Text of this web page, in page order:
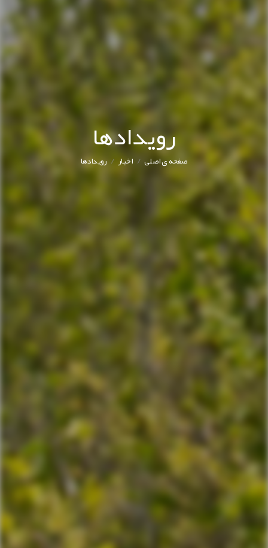
رویدادها
صفحه ی اصلی/ اخبار/ رویدادها